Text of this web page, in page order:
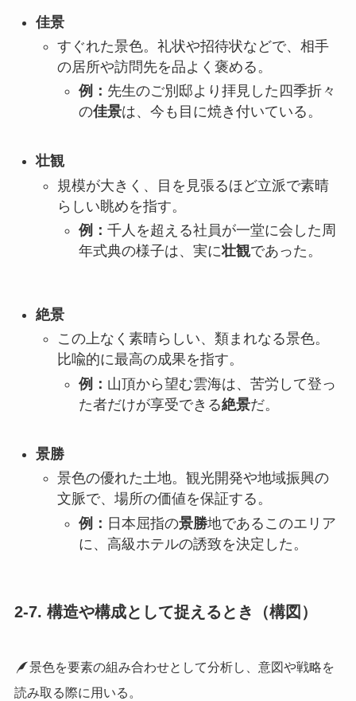
佳景
すぐれた景色。礼状や招待状などで、相手
の居所や訪問先を品よく褒める。
例： 先生のご別邸より拝見した四季折々
の佳景は、今も目に焼き付いている。
壮観
規模が大きく、目を見張るほど立派で素晴
らしい眺めを指す。
例： 千人を超える社員が一堂に会した周
年式典の様子は、実に壮観であった。
絶景
この上なく素晴らしい、類まれなる景色。
比喩的に最高の成果を指す。
例： 山頂から望む雲海は、苦労して登っ
た者だけが享受できる絶景だ。
景勝
景色の優れた土地。観光開発や地域振興の
文脈で、場所の価値を保証する。
例： 日本屈指の景勝地であるこのエリア
に、高級ホテルの誘致を決定した。
2-7. 構造や構成として捉えるとき（構図）
景色を要素の組み合わせとして分析し、意図や戦略を
読み取る際に用いる。